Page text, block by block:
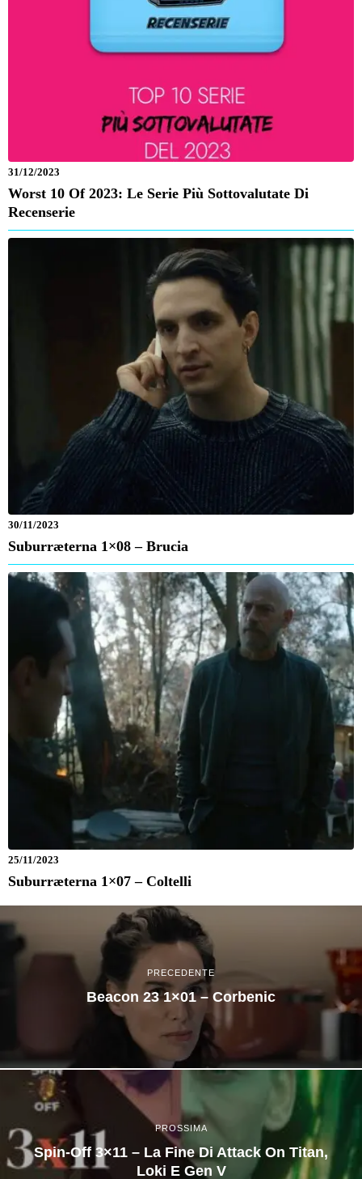
31/12/2023
Worst 10 Of 2023: Le Serie Più Sottovalutate Di
Recenserie
30/11/2023
Suburræterna 1×08 – Brucia
25/11/2023
Suburræterna 1×07 – Coltelli
PRECEDENTE
Beacon 23 1×01 – Corbenic
PROSSIMA
Spin-Off 3×11 – La Fine Di Attack On Titan,
Loki E Gen V